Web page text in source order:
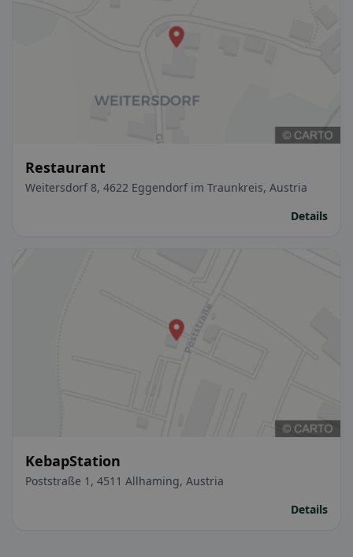
Restaurant
Weitersdorf 8, 4622 Eggendorf im Traunkreis, Austria
Details
KebapStation
Poststraße 1, 4511 Allhaming, Austria
Details